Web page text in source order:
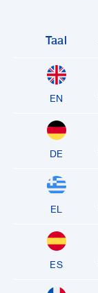
Over Microlife
Developers
Taal
EN
DE
EL
ES